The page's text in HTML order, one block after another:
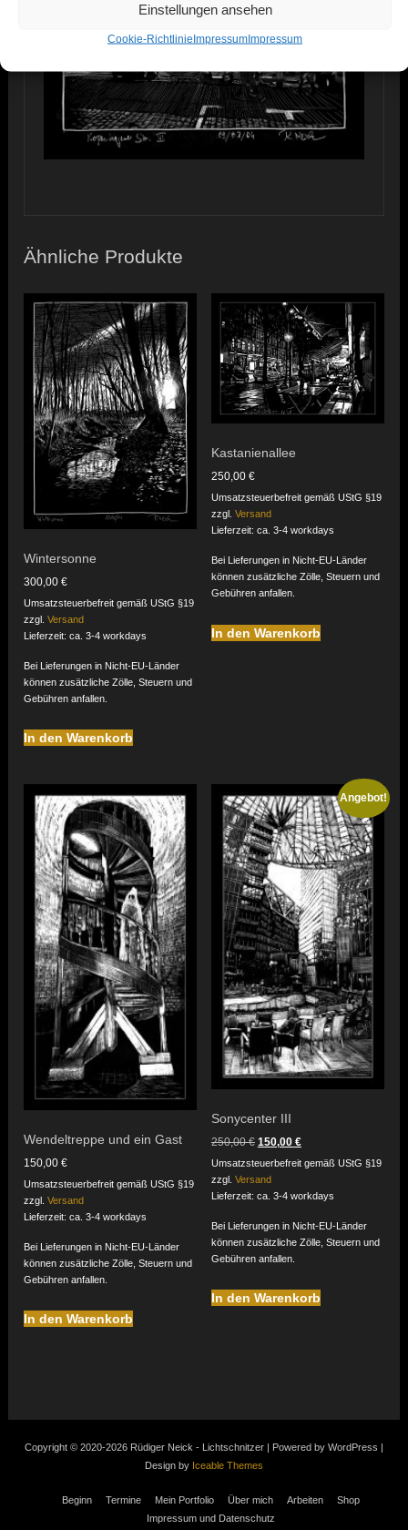
Einstellungen ansehen
Cookie-RichtlinieImpressumImpressum
Ähnliche Produkte
Wintersonne
300,00€
Umsatzsteuerbefreit gemäß UStG §19
zzgl.Versand
Lieferzeit: ca. 3-4 workdays
Bei Lieferungen in Nicht-EU-Länder
können zusätzliche Zölle, Steuern und
Gebühren anfallen.
In den Warenkorb
Kastanienallee
250,00 €
Umsatzsteuerbefreit gemäß UStG §19
zzgl. Versand
Lieferzeit: ca. 3-4 workdays
Bei Lieferungen in Nicht-EU-Länder
können zusätzliche Zölle, Steuern und
Gebühren anfallen.
In den Warenkorb
Wendeltreppe und ein Gast
150,00€
Umsatzsteuerbefreit gemäß UStG §19
zzgl.Versand
Lieferzeit: ca. 3-4 workdays
Bei Lieferungen in Nicht-EU-Länder
können zusätzliche Zölle, Steuern und
Gebühren anfallen.
In den Warenkorb
Angebot!
Sonycenter III
250,00€ Ursprünglicher
war:
250,00 €
150,00 €Aktueller
ist:
Umsatzsteuerbefreit gemäß UStG §19
zzgl. Versand
Lieferzeit: ca. 3-4 workdays
Bei Lieferungen in Nicht-EU-Länder
können zusätzliche Zölle, Steuern und
Gebühren anfallen.
In den Warenkorb
Copyright © 2020-2026 Rüdiger Neick - Lichtschnitzer | Powered by WordPress |
Design by Iceable Themes
Beginn Termine Mein Portfolio Über mich Arbeiten
Shop
Impressum und Datenschutz